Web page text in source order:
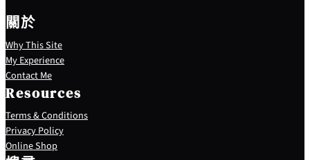
關於
Why This Site
My Experience
Contact Me
Resources
Terms & Conditions
Privacy Policy
Online Shop
S
e